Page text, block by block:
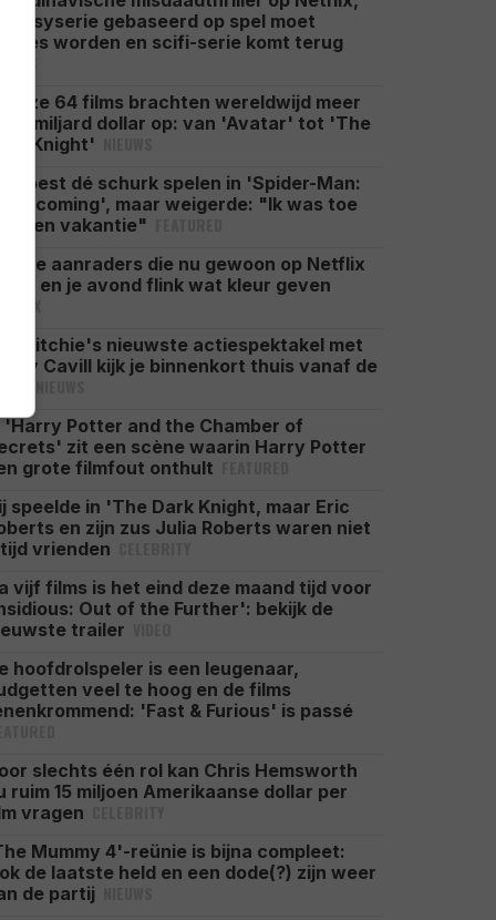
gebaseerd op spel moet
worden en scifi-serie komt terug
deze 64 films brachten wereldwijd meer
1 miljard dollar op: van 'Avatar' tot 'The
Knight'
moest dé schurk spelen in 'Spider-Man:
maar weigerde: "Ik was toe
een vakantie"
dikke aanraders die nu gewoon op Netflix
en je avond flink wat kleur geven
Ritchie's nieuwste actiespektakel met
Cavill kijk je binnenkort thuis vanaf de
'Harry Potter and the Chamber of
zit een scène waarin Harry Potter
grote filmfout onthult
speelde in 'The Dark Knight, maar Eric
en zijn zus Julia Roberts waren niet
vrienden
vijf films is het eind deze maand tijd voor
Out of the Further': bekijk de
trailer
hoofdrolspeler is een leugenaar,
veel te hoog en de films
'Fast & Furious' is passé
slechts één rol kan Chris Hemsworth
ruim 15 miljoen Amerikaanse dollar per
vragen
Mummy 4'-reünie is bijna compleet:
de laatste held en een dode(?) zijn weer
de partij